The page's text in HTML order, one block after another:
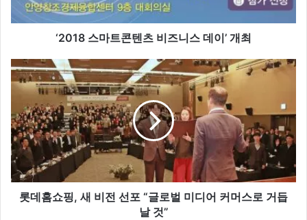
콘
비
즈
데
이
’
개
최
‘2018 스마트콘텐츠 비즈니스 데이’ 개최
롯
데
핑
,
새
비
전
롯데홈쇼핑, 새 비전 선포 “글로벌 미디어 커머스로 거듭
날 것”